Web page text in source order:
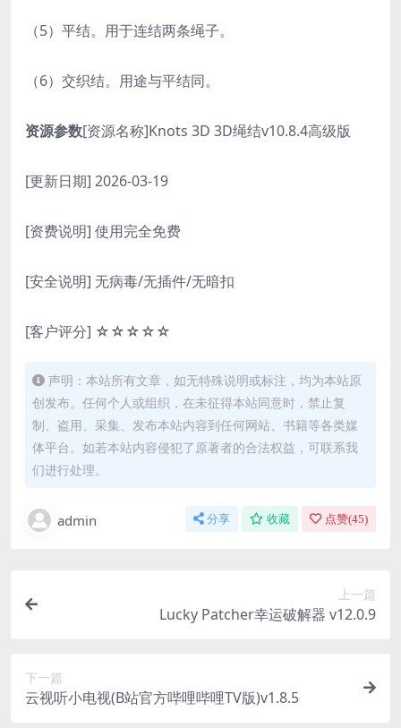
（5）平结。用于连结两条绳子。
（6）交织结。用途与平结同。
资源参数[资源名称]Knots 3D 3D绳结v10.8.4高级版
[更新日期] 2026-03-19
[资费说明] 使用完全免费
[安全说明] 无病毒/无插件/无暗扣
[客户评分] ☆☆☆☆☆
声明：本站所有文章，如无特殊说明或标注，均为本站原
创发布。任何个人或组织，在未征得本站同意时，禁止复
制、盗用、采集、发布本站内容到任何网站、书籍等各类媒
体平台。如若本站内容侵犯了原著者的合法权益，可联系我
们进行处理。
admin 分享 收藏 点赞(45)
上一篇
Lucky Patcher幸运破解器 v12.0.9
下一篇
云视听小电视(B站官方哔哩哔哩TV版)v1.8.5